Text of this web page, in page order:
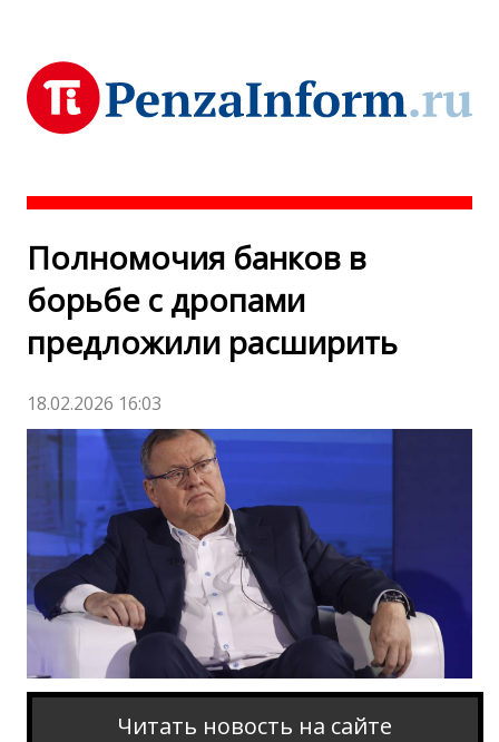
Полномочия банков в
борьбе с дропами
предложили расширить
18.02.2026 16:03
Читать новость на сайте